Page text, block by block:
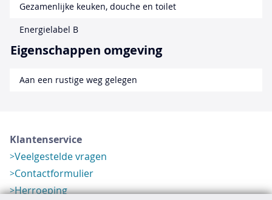
Gezamenlijke keuken, douche en toilet
Energielabel B
Eigenschappen omgeving
Aan een rustige weg gelegen
Klantenservice
Veelgestelde vragen
Contactformulier
Herroeping